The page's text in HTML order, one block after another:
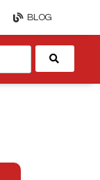
BLOG